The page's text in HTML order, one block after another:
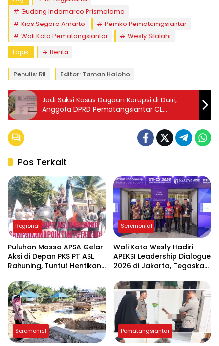
Gudang Indomarco Prismatama
Kios Segoro Amarto
Pemko Pematamgsiantar
Wali Kota Pematangsiantar
Wesly Silalahi
Topik:
Berita
Penulis: Ril Editor: Taman Haloho
Jadi Saksi Kasus Dugaan Korupsi di Dairi,
Anggota DPRD Pematangsiantar CL
Ternyata Hanya Berpendidikan Terakhir
Pos Terkait
Regional
Puluhan Massa APSA Gelar
Aksi di Depan PKS PT ASL
Rahuning, Tuntut Hentikan
Sungai Asahan
Seremonial
Wali Kota Wesly Hadiri
APEKSI Leadership Dialogue
2026 di Jakarta, Tegaskan
Pemko Pematangsiantar
Seremonial Pematangsiantar